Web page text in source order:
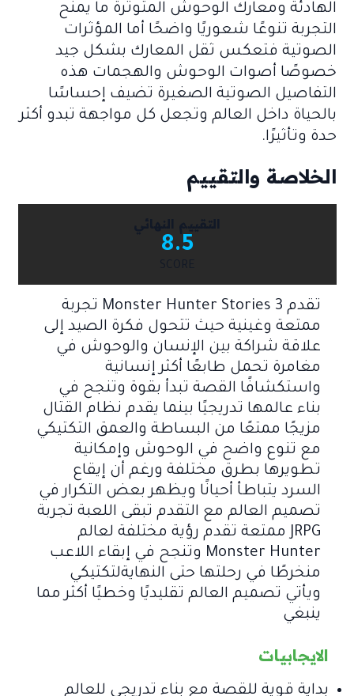
الهادئة ومعارك الوحوش المتوترة ما يمنح
التجربة تنوعًا شعوريًا واضحًا أما المؤثرات
الصوتية فتعكس ثقل المعارك بشكل جيد
خصوصًا أصوات الوحوش والهجمات هذه
التفاصيل الصوتية الصغيرة تضيف إحساسًا
بالحياة داخل العالم وتجعل كل مواجهة تبدو أكثر
حدة وتأثيرًا.
الخلاصة والتقييم
التقييم النهائي
8.5
SCORE
تقدم Monster Hunter Stories 3 تجربة
ممتعة وغينية حيث تتحول فكرة الصيد إلى
علاقة شراكة بين الإنسان والوحوش في
مغامرة تحمل طابعًا أكثر إنسانية
واستكشافًا القصة تبدأ بقوة وتنجح في
بناء عالمها تدريجيًا بينما يقدم نظام القتال
مزيجًا ممتعًا من البساطة والعمق التكتيكي
مع تنوع واضح في الوحوش وإمكانية
تطويرها بطرق مختلفة ورغم أن إيقاع
السرد يتباطأ أحيانًا ويظهر بعض التكرار في
تصميم العالم مع التقدم تبقى اللعبة تجربة
JRPG ممتعة تقدم رؤية مختلفة لعالم
Monster Hunter وتنجح في إبقاء اللاعب
منخرطًا في رحلتها حتى النهايةلتكتيكي
ويأتي تصميم العالم تقليديًا وخطيًا أكثر مما
ينبغي
الايجابيات
بداية قوية للقصة مع بناء تدريجي للعالم